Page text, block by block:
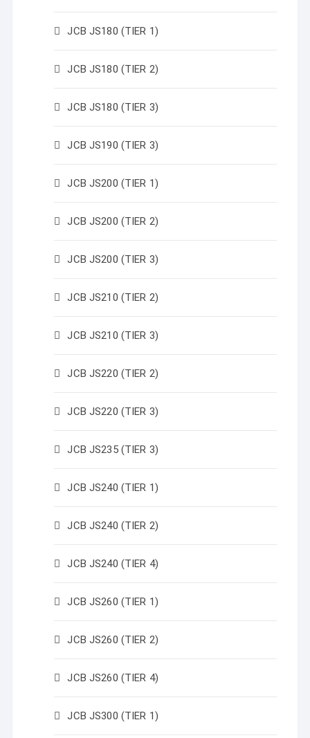
JCB JS180 (TIER 1)
JCB JS180 (TIER 2)
JCB JS180 (TIER 3)
JCB JS190 (TIER 3)
JCB JS200 (TIER 1)
JCB JS200 (TIER 2)
JCB JS200 (TIER 3)
JCB JS210 (TIER 2)
JCB JS210 (TIER 3)
JCB JS220 (TIER 2)
JCB JS220 (TIER 3)
JCB JS235 (TIER 3)
JCB JS240 (TIER 1)
JCB JS240 (TIER 2)
JCB JS240 (TIER 4)
JCB JS260 (TIER 1)
JCB JS260 (TIER 2)
JCB JS260 (TIER 4)
JCB JS300 (TIER 1)